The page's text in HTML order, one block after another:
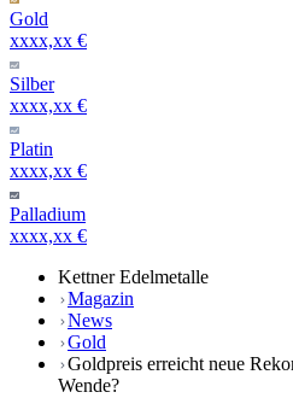
Gold
xxxx,xx €
Silber
xxxx,xx €
Platin
xxxx,xx €
Palladium
xxxx,xx €
Kettner Edelmetalle
Magazin
News
Gold
Goldpreis erreicht neue
Wende?